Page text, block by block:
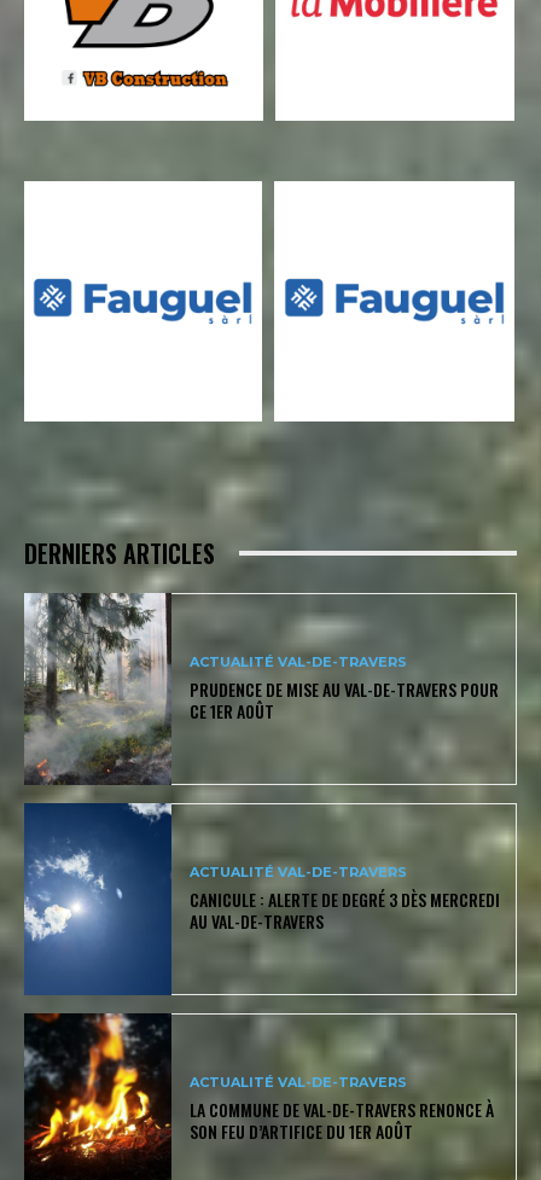
DERNIERS ARTICLES
ACTUALITÉ VAL-DE-TRAVERS
PRUDENCE DE MISE AU VAL-DE-TRAVERS POUR
CE 1ER AOÛT
ACTUALITÉ VAL-DE-TRAVERS
CANICULE : ALERTE DE DEGRÉ 3 DÈS MERCREDI
AU VAL-DE-TRAVERS
ACTUALITÉ VAL-DE-TRAVERS
LA COMMUNE DE VAL-DE-TRAVERS RENONCE À
SON FEU D’ARTIFICE DU 1ER AOÛT